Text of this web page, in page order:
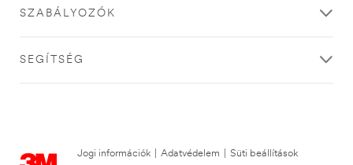
SZABÁLYOZÓK
SEGÍTSÉG
Jogi információk Adatvédelem
Süti beállítások